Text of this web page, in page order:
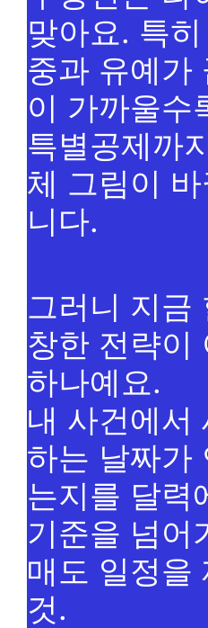
맞아요. 특
중과 유예가
이 가까울수
특별공제까
체 그림이
니다.
그러니 지금
창한 전략이
하나예요.
내 사건에서
하는 날짜가
는지를 달력
기준을 넘어
매도 일정을
것.